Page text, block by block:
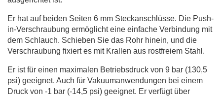
Er hat auf beiden Seiten 6 mm Steckanschlüsse. Die Push-
in-Verschraubung ermöglicht eine einfache Verbindung mit
dem Schlauch. Schieben Sie das Rohr hinein, und die
Verschraubung fixiert es mit Krallen aus rostfreiem Stahl.
Er ist für einen maximalen Betriebsdruck von 9 bar (130,5
psi) geeignet. Auch für Vakuumanwendungen bei einem
Druck von -1 bar (-14,5 psi) geeignet. Er verfügt über